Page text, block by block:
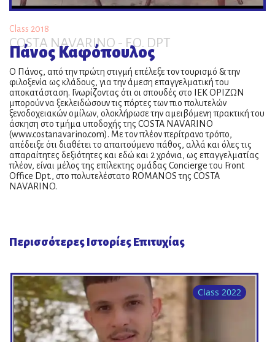
Class 2018
COSTA NAVARINO - F.O. DPT
Πάνος Καφόπουλος
Ο Πάνος, από την πρώτη στιγμή επέλεξε τον τουρισμό & την
φιλοξενία ως κλάδους, για την άμεση επαγγελματική του
αποκατάσταση. Γνωρίζοντας ότι οι σπουδές στο ΙΕΚ ΟΡΙΖΩΝ
μπορούν να ξεκλειδώσουν τις πόρτες των πιο πολυτελών
ξενοδοχειακών ομίλων, ολοκλήρωσε την αμειβόμενη πρακτική του
άσκηση στο τμήμα υποδοχής της COSTA NAVARINO
(www.costanavarino.com). Με τον πλέον περίτρανο τρόπο,
απέδειξε ότι διαθέτει το απαιτούμενο πάθος, αλλά και όλες τις
απαραίτητες δεξιότητες και εδώ και 2 χρόνια, ως επαγγελματίας
πλέον, είναι μέλος της επίλεκτης ομάδας Concierge του Front
Office Dpt., στο πολυτελέστατο ROMANOS της COSTA
NAVARINO.
Περισσότερες Ιστορίες Επιτυχίας
Class 2022